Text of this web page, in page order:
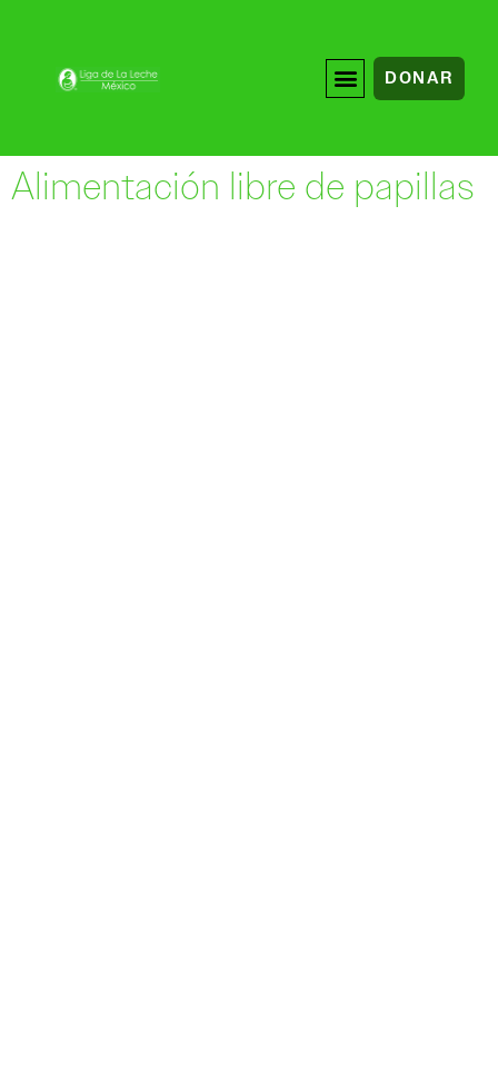
DONAR
Alimentación libre de papillas